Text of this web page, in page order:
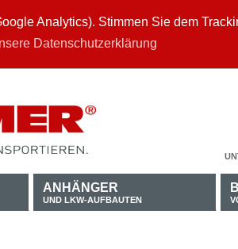
Analytics). Stimmen Sie dem
Datenschutzerklärung
ANHÄNGER
UND LKW-AUFBAUTEN